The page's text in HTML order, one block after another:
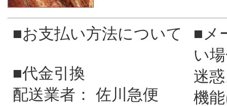
■お支払い方法について
■代金引換
配送業者： 佐川急便
■メ
い
迷
機